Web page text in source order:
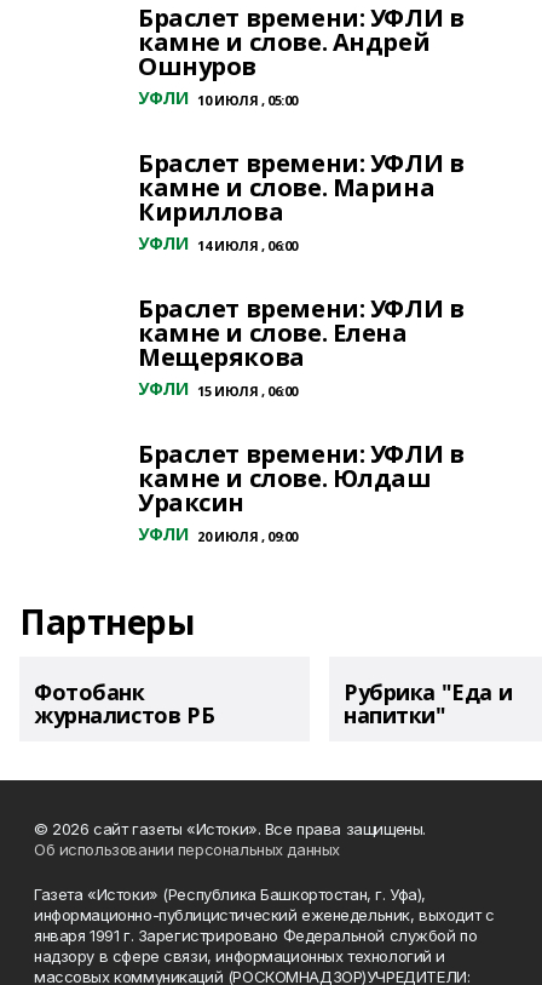
Браслет времени: УФЛИ в
камне и слове. Андрей
Ошнуров
УФЛИ 10 ИЮЛЯ , 05:00
Браслет времени: УФЛИ в
камне и слове. Марина
Кириллова
УФЛИ 14 ИЮЛЯ , 06:00
Браслет времени: УФЛИ в
камне и слове. Елена
Мещерякова
УФЛИ 15 ИЮЛЯ , 06:00
Браслет времени: УФЛИ в
камне и слове. Юлдаш
Ураксин
УФЛИ 20 ИЮЛЯ , 09:00
Партнеры
Фотобанк
журналистов РБ
Рубрика "Еда и
напитки"
© 2026 сайт газеты «Истоки». Все права защищены.
Об использовании персональных данных
Газета «Истоки» (Республика Башкортостан, г. Уфа),
информационно-публицистический еженедельник, выходит с
января 1991 г. Зарегистрировано Федеральной службой по
надзору в сфере связи, информационных технологий и
массовых коммуникаций (РОСКОМНАДЗОР)УЧРЕДИТЕЛИ: